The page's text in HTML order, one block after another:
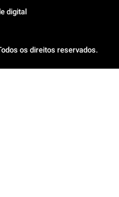
os direitos reservados.
digital